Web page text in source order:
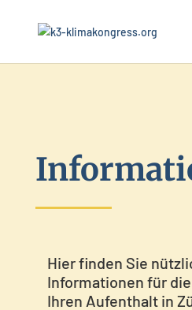
Hier finden Sie
Informationen für
Ihren Aufenthalt in